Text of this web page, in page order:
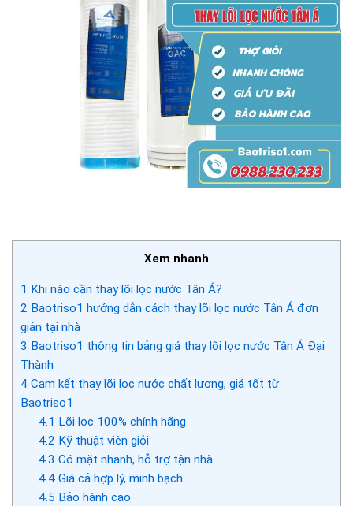
Xem nhanh
1 Khi nào cần thay lõi lọc nước Tân Á?
2 Baotriso1 hướng dẫn cách thay lõi lọc nước Tân Á đơn
giản tại nhà
3 Baotriso1 thông tin bảng giá thay lõi lọc nước Tân Á Đại
Thành
4 Cam kết thay lõi lọc nước chất lượng, giá tốt từ
Baotriso1
4.1 Lõi lọc 100% chính hãng
4.2 Kỹ thuật viên giỏi
4.3 Có mặt nhanh, hỗ trợ tận nhà
4.4Giá cả hợp lý, minh bạch
4.5 Bảo hành cao